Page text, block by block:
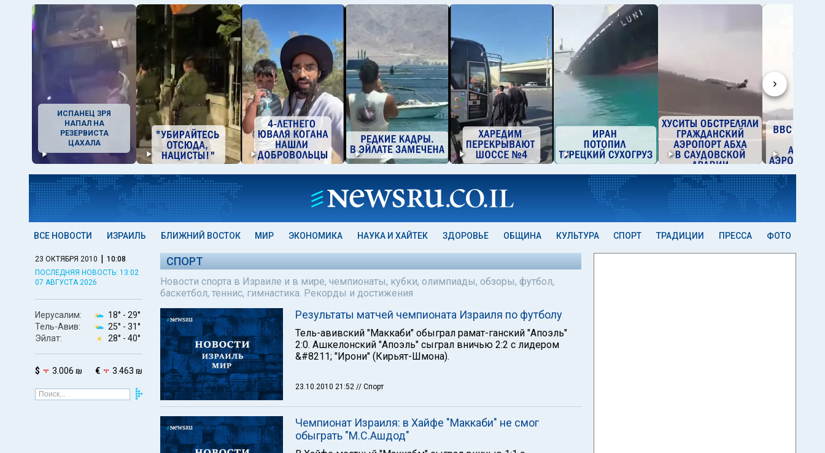
›
ИСПАНЕЦ ЗРЯ
НАПАЛ НА
РЕЗЕРВИСТА
ЦАХАЛА
ВСЕ НОВОСТИ ИЗРАИЛЬ БЛИЖНИЙ ВОСТОК МИР ЭКОНОМИКА НАУКА И ХАЙТЕК ЗДОРОВЬЕ ОБЩИНА КУЛЬТУРА СПОРТ ТРАДИЦИИ ПРЕССА ФОТО
23 ОКТЯБРЯ 2010 | 10:08
ПОСЛЕДНЯЯ НОВОСТЬ: 13:02
07 АВГУСТА 2026
Иерусалим: 18° - 29°
Тель-Авив:
25° - 31°
Эйлат:
28° - 40°
$ 3.006 ₪ € 3.463 ₪
СПОРТ
Новости спорта в Израиле и в мире, чемпионаты, кубки, олимпиады, обзоры, футбол,
баскетбол, теннис, гимнастика. Рекорды и достижения
Результаты матчей чемпионата Израиля по футболу
Тель-авивский "Маккаби" обыграл рамат-ганский "Апоэль"
2:0. Ашкелонский "Апоэль" сыграл вничью 2:2 с лидером
&#8211; "Ирони" (Кирьят-Шмона).
23.10.2010 21:52 // Спорт
Чемпионат Израиля: в Хайфе "Маккаби" не смог
обыграть "М.С.Ашдод"